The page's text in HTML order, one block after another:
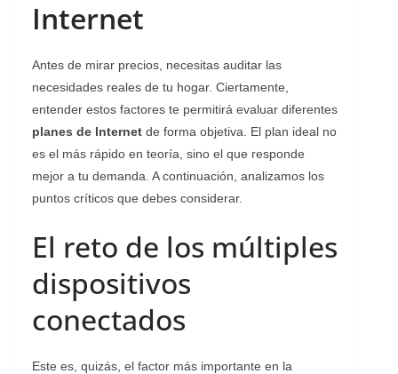
Internet
Antes de mirar precios, necesitas auditar las
necesidades reales de tu hogar. Ciertamente,
entender estos factores te permitirá evaluar diferentes
planes de Internet de forma objetiva. El plan ideal no
es el más rápido en teoría, sino el que responde
mejor a tu demanda. A continuación, analizamos los
puntos críticos que debes considerar.
El reto de los múltiples
dispositivos
conectados
Este es, quizás, el factor más importante en la